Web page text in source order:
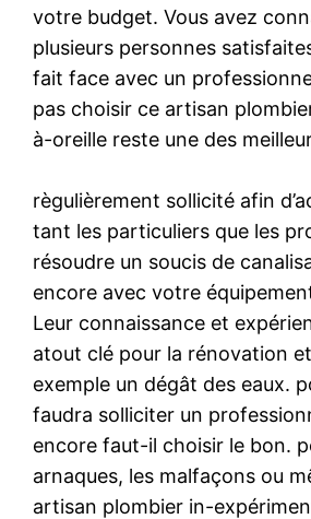
votre budget. Vous avez
plusieurs personnes
fait face avec un
pas choisir ce artisan
à-oreille reste une des
règulièrement sollicité afin
tant les particuliers que les
résoudre un soucis de
encore avec votre
Leur connaissance et
atout clé pour la rénovation
exemple un dégât des eaux.
faudra solliciter un
encore faut-il choisir le bon.
arnaques, les malfaçons ou
artisan plombier in-